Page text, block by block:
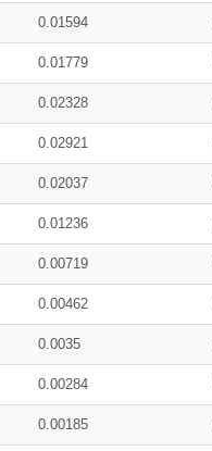
0.01594
0.01779
0.02328
0.02921
0.02037
0.01236
0.00719
0.00462
0.0035
0.00284
0.00185